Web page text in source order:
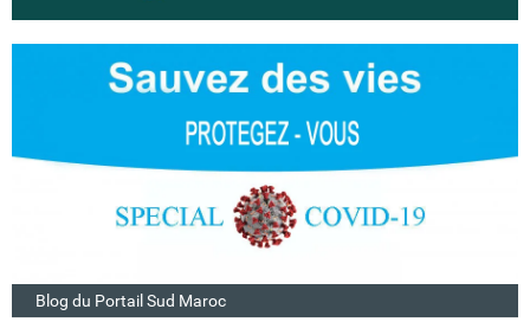
Blog du Portail Sud Maroc